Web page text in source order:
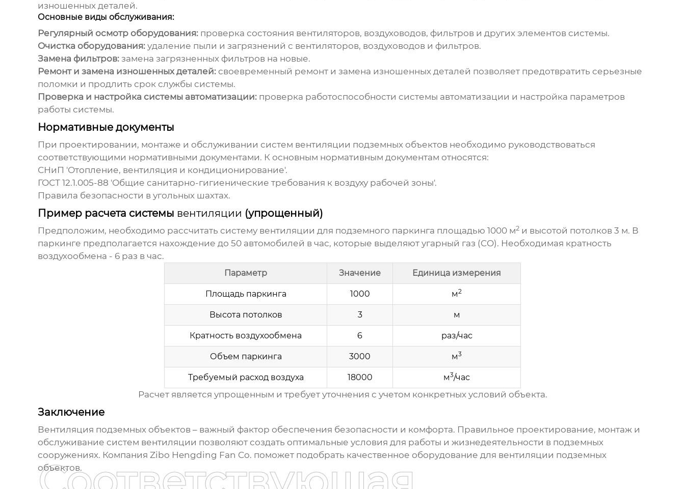
изношенных деталей.
Основные виды обслуживания:
Регулярный осмотр оборудования:проверка состояния вентиляторов, воздуховодов, фильтров и других элементов системы.
Очистка оборудования:удаление пыли и загрязнений с вентиляторов, воздуховодов и фильтров.
Замена фильтров:замена загрязненных фильтров на новые.
Ремонт и замена изношенных деталей:своевременный ремонт и замена изношенных деталей позволяет предотвратить серьезные
поломки и продлить срок службы системы.
Проверка и настройка системы автоматизации:проверка работоспособности системы автоматизации и настройка параметров
работы системы.
Нормативные документы
При проектировании, монтаже и обслуживании систем вентиляции подземных объектовнеобходимо руководствоваться
соответствующими нормативными документами. К основным нормативным документам относятся:
СНиП 'Отопление, вентиляция и кондиционирование'.
ГОСТ 12.1.005-88 'Общие санитарно-гигиенические требования к воздуху рабочей зоны'.
Правила безопасности в угольных шахтах.
Пример расчета системы вентиляции (упрощенный)
Предположим, необходимо рассчитать систему вентиляции для подземного паркинга площадью 1000 м2и высотой потолков 3 м. В
паркинге предполагается нахождение до 50 автомобилей в час, которые выделяют угарный газ (CO). Необходимая кратность
воздухообмена - 6 раз в час.
Параметр Значение Единица измерения
Площадь паркинга 1000 м2
Высота потолков 3 м
Кратность воздухообмена 6 раз/час
Объем паркинга 3000 м3
Требуемый расход воздуха 18000 м3/час
Расчет является упрощенным и требует уточнения с учетом конкретных условий объекта.
Заключение
Вентиляция подземных объектов– важный фактор обеспечения безопасности и комфорта. Правильное проектирование, монтаж и
обслуживание систем вентиляции позволяют создать оптимальные условия для работы и жизнедеятельности в подземных
сооружениях. Компания Zibo Hengding Fan Co. поможет подобрать качественное оборудование для вентиляции подземных
объектов.